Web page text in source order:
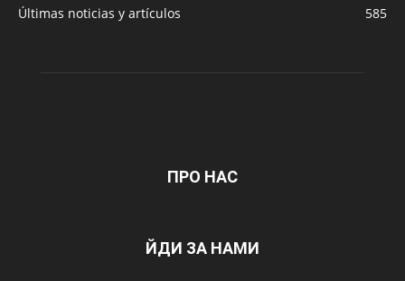
Últimas noticias y artículos 585
ПРО НАС
ЙДИ ЗА НАМИ